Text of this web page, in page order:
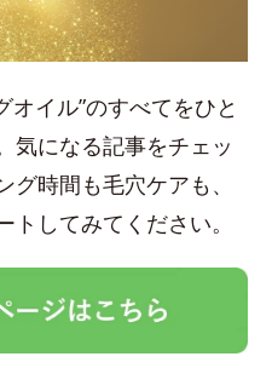
オイル”のすべてをひと
気になる記事をチェッ
時間も毛穴ケアも、
してみてください。